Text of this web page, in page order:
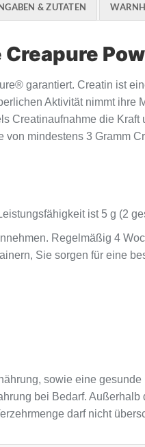
& ZUTATEN
garantiert. Creatin ist
Aktivität nimmt
Creatinaufnahme die
von mindestens 3 Gramm
ist 5 g (2
Regelmäßig 4
Sie sorgen für eine
sowie eine
bei Bedarf.
darf nicht